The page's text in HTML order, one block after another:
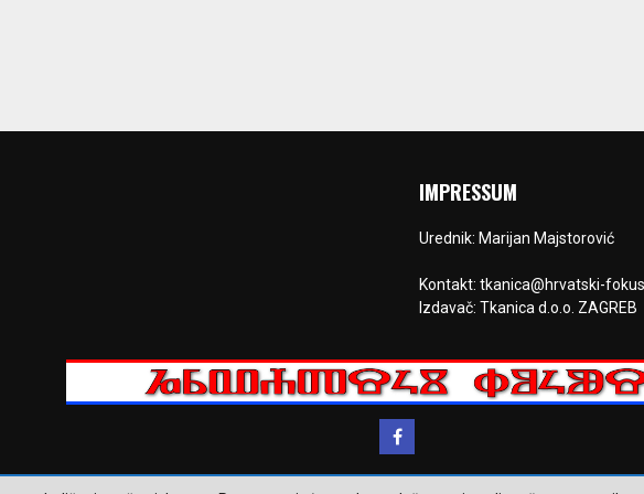
IMPRESSUM
Urednik: Marijan Majstorović
Kontakt: tkanica@hrvatski-
Izdavač: Tkanica d.o.o. ZAGREB